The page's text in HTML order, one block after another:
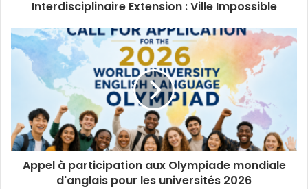
Interdisciplinaire Extension : Ville Impossible
Appel à participation aux Olympiade mondiale
d'anglais pour les universités 2026